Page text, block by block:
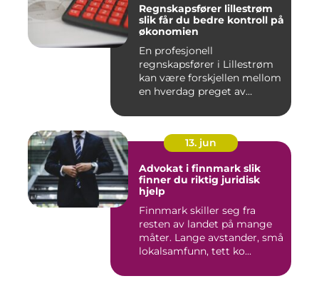
Regnskapsfører lillestrøm
slik får du bedre kontroll på
økonomien
En profesjonell
regnskapsfører i Lillestrøm
kan være forskjellen mellom
en hverdag preget av
13. jun
Advokat i finnmark slik
finner du riktig juridisk
hjelp
Finnmark skiller seg fra
resten av landet på mange
måter. Lange avstander, små
lokalsamfunn, tett ko...